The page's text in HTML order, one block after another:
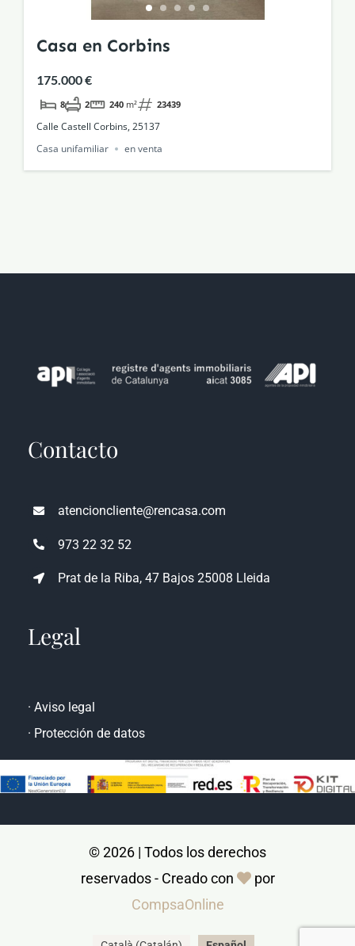
Casa en Corbins
175.000 €
8 2 240 m² 23439
Calle Castell Corbins, 25137
Casa unifamiliar
en venta
atencioncliente@rencasa.com
973 22 32 52
· Aviso legal
·Protección de datos
© 2026 | Todos los derechos
reservados - Creado con
CompsaOnline